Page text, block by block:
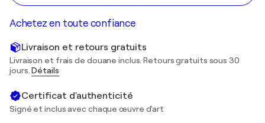
Achetez en toute confiance
Livraison et retours gratuits
Livraison et frais de douane inclus. Retours gratuits sous 30
jours.Détails
Certificat d'authenticité
Signé et inclus avec chaque œuvre d'art